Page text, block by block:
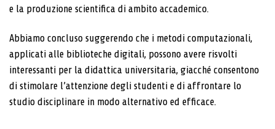
e la produzione scientifica di ambito accademico.
Abbiamo concluso suggerendo che i metodi com­putazionali,
applicati alle biblioteche digitali, possono avere risvolti
interessanti per la didattica universitaria, giacché consentono
di stimolare l’attenzione degli studenti e di affrontare lo
studio disciplinare in modo alternativo ed efficace.